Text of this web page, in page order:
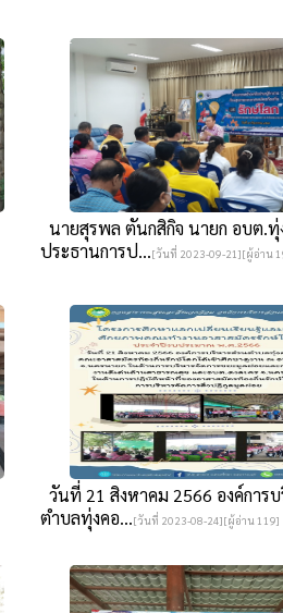
นายสุรพล ตันกสิกิจ นายก อบต.ทุ่
ประธานการป...[วันที่ 2023-09-21][ผู้อ่าน
วันที่ 21 สิงหาคม 2566 องค์การ
ตำบลทุ่งคอ...[วันที่ 2023-08-24][ผู้อ่าน 119]